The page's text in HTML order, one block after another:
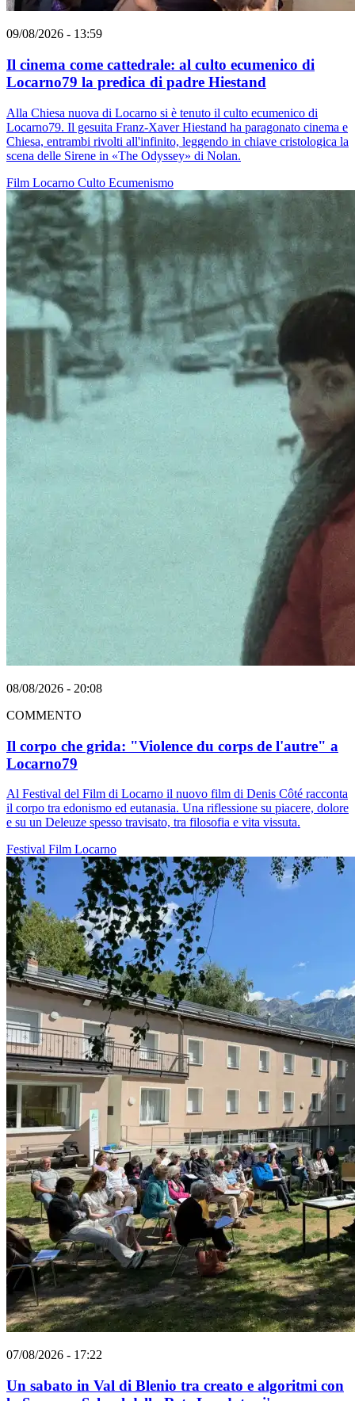
09/08/2026 - 13:59
Il cinema come cattedrale: al culto ecumenico di
Locarno79 la predica di padre Hiestand
Alla Chiesa nuova di Locarno si è tenuto il culto ecumenico di
Locarno79. Il gesuita Franz-Xaver Hiestand ha paragonato cinema e
Chiesa, entrambi rivolti all'infinito, leggendo in chiave cristologica la
scena delle Sirene in «The Odyssey» di Nolan.
Film Locarno Culto Ecumenismo
08/08/2026 - 20:08
COMMENTO
Il corpo che grida: "Violence du corps de l'autre" a
Locarno79
Al Festival del Film di Locarno il nuovo film di Denis Côté racconta
il corpo tra edonismo ed eutanasia. Una riflessione su piacere, dolore
e su un Deleuze spesso travisato, tra filosofia e vita vissuta.
Festival Film Locarno
07/08/2026 - 17:22
Un sabato in Val di Blenio tra creato e algoritmi con